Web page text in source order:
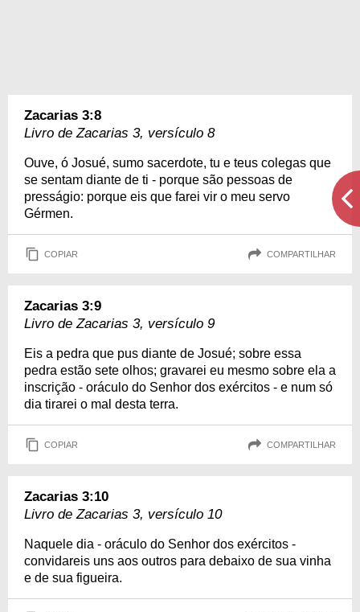
Zacarias 3:8
Livro de Zacarias 3, versículo 8
Ouve, ó Josué, sumo sacerdote, tu e teus colegas que
se sentam diante de ti - porque são pessoas de
presságio: porque eis que farei vir o meu servo
Gérmen.
COPIAR COMPARTILHAR
Zacarias 3:9
Livro de Zacarias 3, versículo 9
Eis a pedra que pus diante de Josué; sobre essa
pedra estão sete olhos; gravarei eu mesmo sobre ela a
inscrição - oráculo do Senhor dos exércitos - e num só
dia tirarei o mal desta terra.
COPIAR COMPARTILHAR
Zacarias 3:10
Livro de Zacarias 3, versículo 10
Naquele dia - oráculo do Senhor dos exércitos -
convidareis uns aos outros para debaixo de sua vinha
e de sua figueira.